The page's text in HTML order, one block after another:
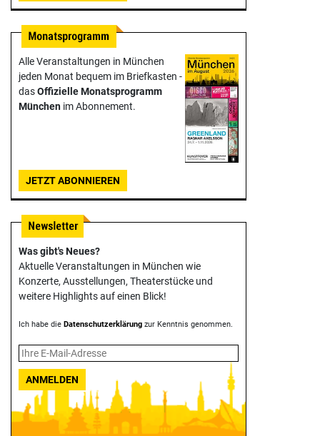
Alle Veranstaltungen in München
jeden Monat bequem im Briefkasten -
dasOffizielle Monats­programm
München im Abonnement.
JETZT ABONNIEREN
Was gibt's Neues?
Aktuelle Veranstaltungen in München wie
Konzerte, Ausstellungen, Theater­stücke und
weitere Highlights auf einen Blick!
Ich habe die Datenschutzerklärung zur Kenntnis genommen.
ANMELDEN